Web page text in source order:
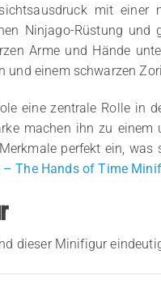
mit
Ninjago-Rüstung und
Arme und Hände
und einem schwarzen
eine zentrale Rolle in
machen ihn zu
perfekt ein,
– The Hands of Time
dieser Minifigur